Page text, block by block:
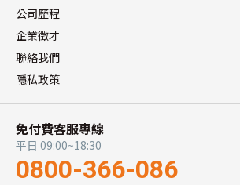
公司歷程
企業徵才
聯絡我們
隱私政策
免付費客服專線
平日 09:00~18:30
0800-366-086